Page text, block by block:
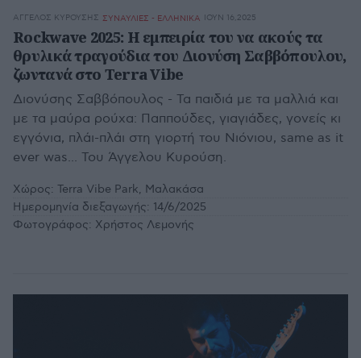
ΆΓΓΕΛΟΣ ΚΥΡΟΎΣΗΣ ΣΥΝΑΥΛΙΕΣ - ΕΛΛΗΝΙΚΑ ΙΟΥΝ 16,2025
Rockwave 2025: Η εμπειρία του να ακούς τα
θρυλικά τραγούδια του Διονύση Σαββόπουλου,
ζωντανά στο Terra Vibe
Διονύσης Σαββόπουλος - Τα παιδιά με τα μαλλιά και
με τα μαύρα ρούχα: Παππούδες, γιαγιάδες, γονείς κι
εγγόνια, πλάι-πλάι στη γιορτή του Νιόνιου, same as it
ever was... Του Άγγελου Κυρούση.
Χώρος: Terra Vibe Park, Μαλακάσα
Ημερομηνία διεξαγωγής: 14/6/2025
Φωτογράφος: Χρήστος Λεμονής